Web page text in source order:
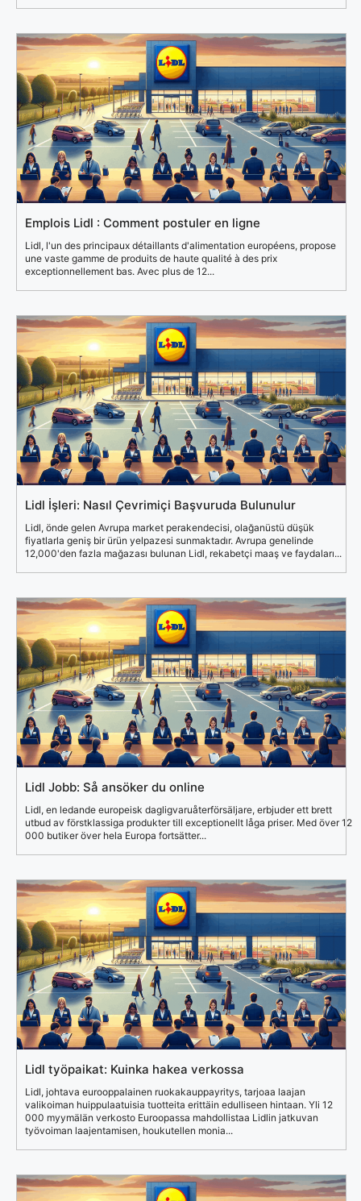
Emplois Lidl : Comment postuler en ligne
Lidl, l'un des principaux détaillants d'alimentation européens, propose
une vaste gamme de produits de haute qualité à des prix
exceptionnellement bas. Avec plus de 12...
Lidl İşleri: Nasıl Çevrimiçi Başvuruda Bulunulur
Lidl, önde gelen Avrupa market perakendecisi, olağanüstü düşük
fiyatlarla geniş bir ürün yelpazesi sunmaktadır. Avrupa genelinde
12,000'den fazla mağazası bulunan Lidl, rekabetçi maaş ve faydaları...
Lidl Jobb: Så ansöker du online
Lidl, en ledande europeisk dagligvaruåterförsäljare, erbjuder ett brett
utbud av förstklassiga produkter till exceptionellt låga priser. Med över 12
000 butiker över hela Europa fortsätter...
Lidl työpaikat: Kuinka hakea verkossa
Lidl, johtava eurooppalainen ruokakauppayritys, tarjoaa laajan
valikoiman huippulaatuisia tuotteita erittäin edulliseen hintaan. Yli 12
000 myymälän verkosto Euroopassa mahdollistaa Lidlin jatkuvan
työvoiman laajentamisen, houkutellen monia...